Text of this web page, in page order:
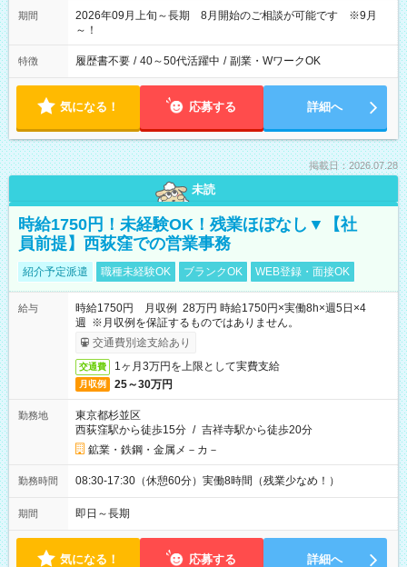
期間
2026年09月上旬～長期 8月開始のご相談が可能です ※9月
～！
特徴 履歴書不要 / 40～50代活躍中 / 副業・WワークOK
気になる！ 応募する 詳細へ
掲載日：2026.07.28
未読
時給1750円！未経験OK！残業ほぼなし▼【社
員前提】西荻窪での営業事務
紹介予定派遣 職種未経験OK ブランクOK WEB登録・面接OK
給与
時給1750円 月収例 28万円 時給1750円×実働8h×週5日×4
週 ※月収例を保証するものではありません。
交通費別途支給あり
交通費 1ヶ月3万円を上限として実費支給
月収例 25～30万円
勤務地
東京都杉並区
西荻窪駅から徒歩15分 / 吉祥寺駅から徒歩20分
鉱業・鉄鋼・金属メ－カ－
勤務時間 08:30-17:30（休憩60分）実働8時間（残業少なめ！）
期間 即日～長期
気になる！ 応募する 詳細へ